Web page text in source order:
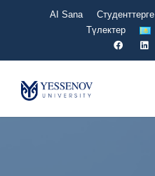
AI Sana Студенттерге
Түлектер